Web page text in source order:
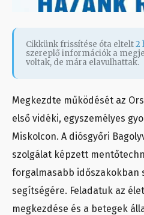
Cikkünk frissítése óta eltelt2
szereplő információk a
voltak, de mára elavulhattak.
Megkezdte működését az
első vidéki, egyszemélyes
Miskolcon. A diósgyőri
szolgálat képzett
forgalmasabb
segítségére. Feladatuk az
megkezdése és a betegek